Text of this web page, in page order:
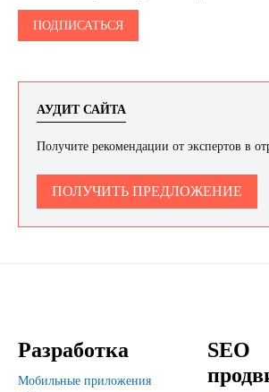
АУДИТ САЙТА
Получите рекомендации от экспертов в
ПОЛУЧИТЬ ПРЕДЛОЖЕНИЕ
Разработка
Мобильные приложения
SEO